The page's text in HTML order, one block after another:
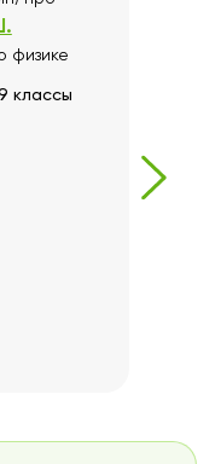
физике
классы